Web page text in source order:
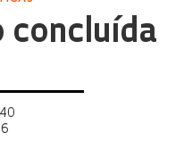
concluída